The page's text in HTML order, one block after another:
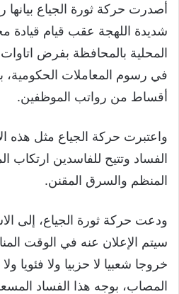
شديدة اللهجة عقب قيام قيادة
المحلية بالمحافظة بفرض اتاوات
في رسوم المعاملات الحكومية،
أقساط من رواتب الموظفين.
واعتبرت حركة الجياع مثل هذه
الفساد وتتيح للفاسدين ارتكاب
المنظم والسرق المقنن.
ودعت حركة ثورة الجياع، إلى
سيتم الإعلان عنه في الوقت
خروجا شعبيا لا حزبيا ولا فئويا
المصاب، بوجه هذا الفساد